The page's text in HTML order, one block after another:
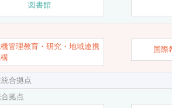
図書館
管理教育・研究・地域連携
国際
合拠点
拠点